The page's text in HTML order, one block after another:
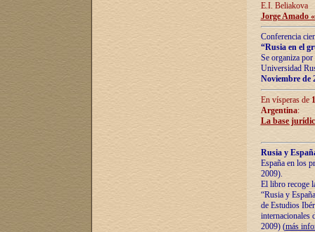
E.I. Beliakova
Jorge Amado
Conferencia
“Rusia en el
Se organiza
Universidad
Noviembre de
En vísperas de
Argentina:
La base
Rusia y
España en los
2009).
El libro recoge
“Rusia y
de Estudios
internacionales
2009) (más